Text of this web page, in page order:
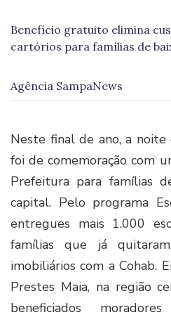
Benefício gratuito elimina
cartórios para famílias de
Agência SampaNews
Neste final de ano, a
foi de comemoração com
Prefeitura para famílias
capital. Pelo programa
entregues mais 1.000
famílias que já
imobiliários com a Cohab.
Prestes Maia, na região
beneficiados